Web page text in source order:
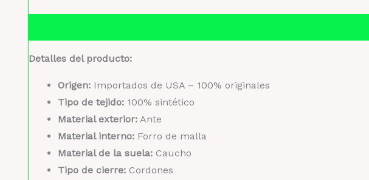
Detalles del producto:
Origen: Importados de USA – 100% originales
Tipo de tejido: 100% sintético
Material exterior: Ante
Material interno: Forro de malla
Material de la suela: Caucho
Tipo de cierre: Cordones